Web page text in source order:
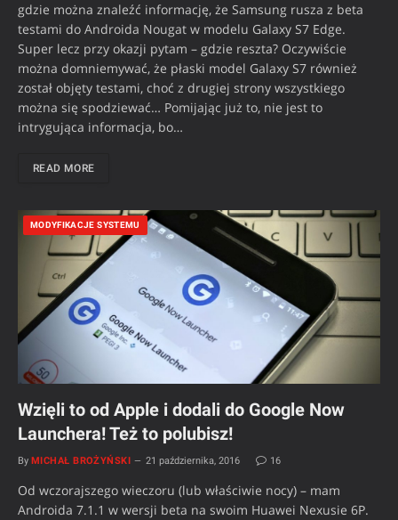
gdzie można znaleźć informację, że Samsung rusza z beta
testami do Androida Nougat w modelu Galaxy S7 Edge.
Super lecz przy okazji pytam – gdzie reszta? Oczywiście
można domniemywać, że płaski model Galaxy S7 również
został objęty testami, choć z drugiej strony wszystkiego
można się spodziewać… Pomijając już to, nie jest to
intrygująca informacja, bo…
READ MORE
MODYFIKACJE SYSTEMU
Wzięli to od Apple i dodali do Google Now
Launchera! Też to polubisz!
By MICHAŁ BROŻYŃSKI 21 października, 2016 16
Od wczorajszego wieczoru (lub właściwie nocy) – mam
Androida 7.1.1 w wersji beta na swoim Huawei Nexusie 6P.